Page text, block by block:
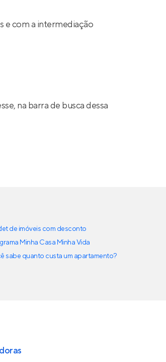
e com a intermediação
na barra de busca dessa
de imóveis com desconto
Minha Casa Minha Vida
sabe quanto custa um apartamento?